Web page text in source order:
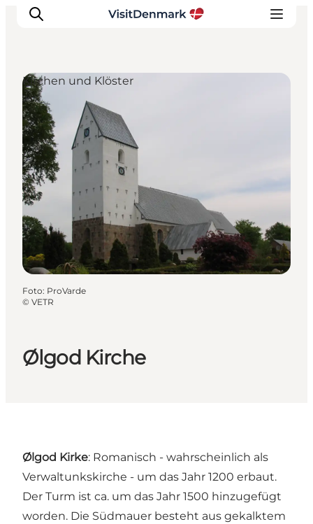
Inspiration
Regionen
Erlebnisse
Unterkünfte
Reiseplanung
Ølgod Kirche
Kirchen und Klöster
Foto: ProVarde
© VETR
Ølgod Kirke: Romanisch - wahrscheinlich als
Verwaltunkskirche - um das Jahr 1200 erbaut.
Der Turm ist ca. um das Jahr 1500 hinzugefügt
worden. Die Südmauer besteht aus gekalktem